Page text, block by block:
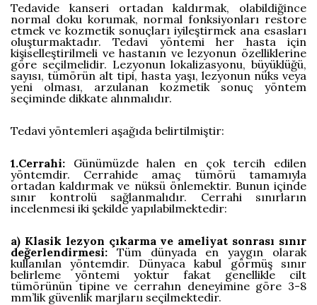
Tedavide kanseri ortadan kaldırmak, olabildiğince
normal doku korumak, normal fonksiyonları restore
etmek ve kozmetik sonuçları iyileştirmek ana esasları
oluşturmaktadır. Tedavi yöntemi her hasta için
kişiselleştirilmeli ve hastanın ve lezyonun özelliklerine
göre seçilmelidir. Lezyonun lokalizasyonu, büyüklüğü,
sayısı, tümörün alt tipi, hasta yaşı, lezyonun nüks veya
yeni olması, arzulanan kozmetik sonuç yöntem
seçiminde dikkate alınmalıdır.
Tedavi yöntemleri aşağıda belirtilmiştir:
1.Cerrahi: Günümüzde halen en çok tercih edilen
yöntemdir. Cerrahide amaç tümörü tamamıyla
ortadan kaldırmak ve nüksü önlemektir. Bunun içinde
sınır kontrolü sağlanmalıdır. Cerrahi sınırların
incelenmesi iki şekilde yapılabilmektedir:
a) Klasik lezyon çıkarma ve ameliyat sonrası sınır
değerlendirmesi: Tüm dünyada en yaygın olarak
kullanılan yöntemdir. Dünyaca kabul görmüş sınır
belirleme yöntemi yoktur fakat genellikle cilt
tümörünün tipine ve cerrahın deneyimine göre 3-8
mm’lik güvenlik marjlarıı seçilmektedir.